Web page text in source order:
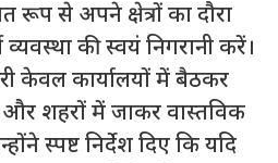
रूप से अपने क्षेत्रों का दौरा
की स्वयं निगरानी करें।
केवल कार्यालयों में बैठकर
और शहरों में जाकर वास्तविक
स्पष्ट निर्देश दिए कि यदि